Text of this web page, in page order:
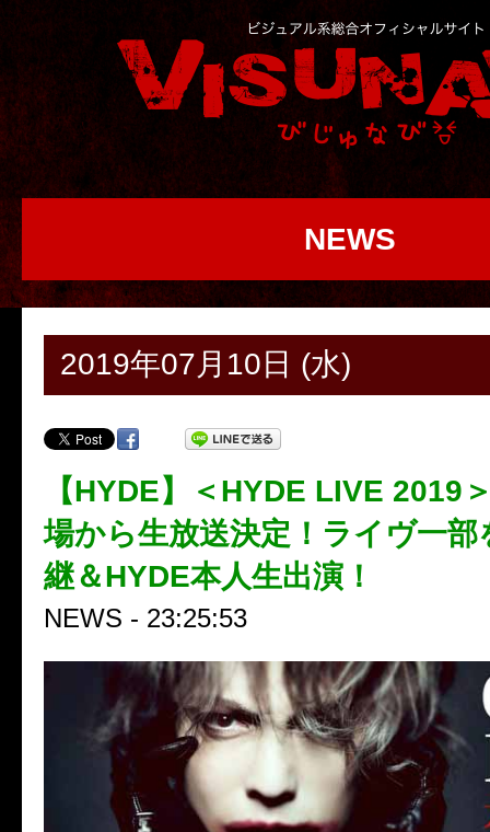
NEWS
2019年07月10日 (水)
【HYDE】＜HYDE LIVE 2019
場から生放送決定！ライヴ一部
継＆HYDE本人生出演！
NEWS - 23:25:53